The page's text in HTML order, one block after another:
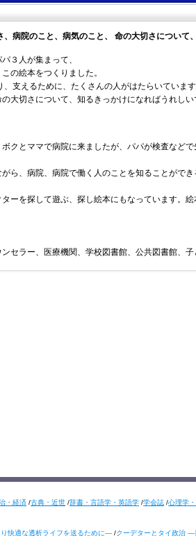
病院のこと、病気のこと、 命の大切さについて
３人が集まって、
の絵本をつくりました。
支えるために、たくさんの人がはたらいています
大切さについて、知るきっかけになればうれしい
ボクとママで病院に来ましたが、パパが検査など
がら、病院、病院で働く人のことを知ることがで
ターを探して遊ぶ、探し絵本にもなっています。
セラー、医療機関、学校図書館、公共図書館、
・経済 /古典・近世 /辞書・言語学・英語学 /学会誌 /心理学
快適な透析ライフを送るために― /クーデターとタイ政治